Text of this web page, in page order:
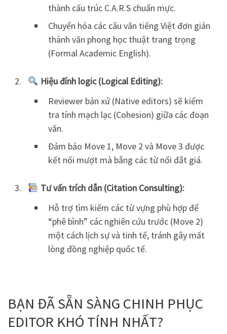
thành cấu trúc C.A.R.S chuẩn mực.
Chuyển hóa các câu văn tiếng Việt đơn giản
thành văn phong học thuật trang trọng
(Formal Academic English).
Hiệu đính logic (Logical Editing):
Reviewer bản xứ (Native editors) sẽ kiểm
tra tính mạch lạc (Cohesion) giữa các đoạn
văn.
Đảm bảo Move 1, Move 2 và Move 3 được
kết nối mượt mà bằng các từ nối đắt giá.
Tư vấn trích dẫn (Citation Consulting):
Hỗ trợ tìm kiếm các từ vựng phù hợp để
“phê bình” các nghiên cứu trước (Move 2)
một cách lịch sự và tinh tế, tránh gây mất
lòng đồng nghiệp quốc tế.
BẠN ĐÃ SẴN SÀNG CHINH PHỤC
EDITOR KHÓ TÍNH NHẤT?